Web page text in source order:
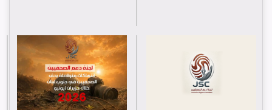
اللجنة كلمة باسم جمعية البراعم للعمل الاجتماعي